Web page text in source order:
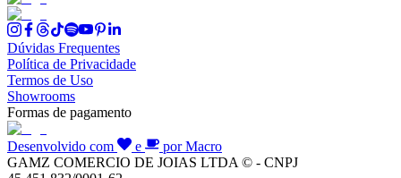
Dúvidas Frequentes
Política de Privacidade
Termos de Uso
Showrooms
Formas de pagamento
Desenvolvido com e
por Macro
GAMZ COMERCIO DE JOIAS LTDA © - CNPJ